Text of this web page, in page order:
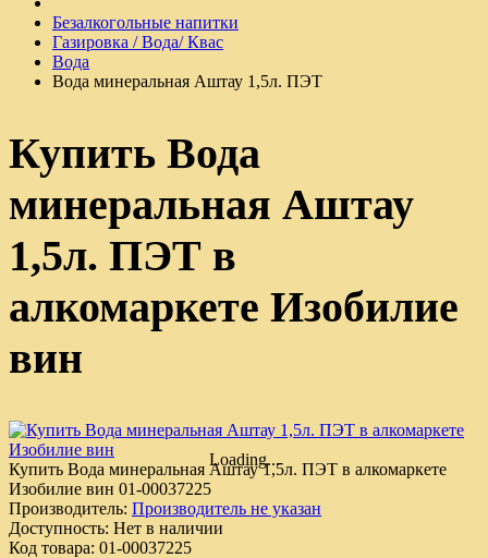
Безалкогольные напитки
Газировка / Вода/ Квас
Вода
Вода минеральная Аштау 1,5л. ПЭТ
Купить Вода
минеральная Аштау
1,5л. ПЭТ в
алкомаркете Изобилие
вин
Loading...
Купить Вода минеральная Аштау 1,5л. ПЭТ в алкомаркете
Изобилие вин 01-00037225
Производитель: Производитель не указан
Доступность: Нет в наличии
Код товара: 01-00037225